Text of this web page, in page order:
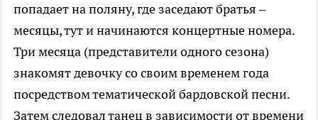
попадает на поляну, где заседают братья –
месяцы, тут и начинаются концертные номера.
Три месяца (представители одного сезона)
знакомят девочку со своим временем года
посредством тематической бардовской песни.
Затем следовал танец в зависимости от времени